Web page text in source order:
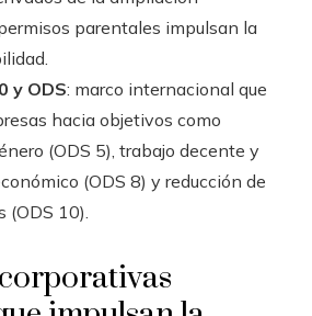
parentales impulsan la
y ODS: marco internacional que
hacia objetivos como
(ODS 5), trabajo decente y
(ODS 8) y reducción de
(ODS 10).